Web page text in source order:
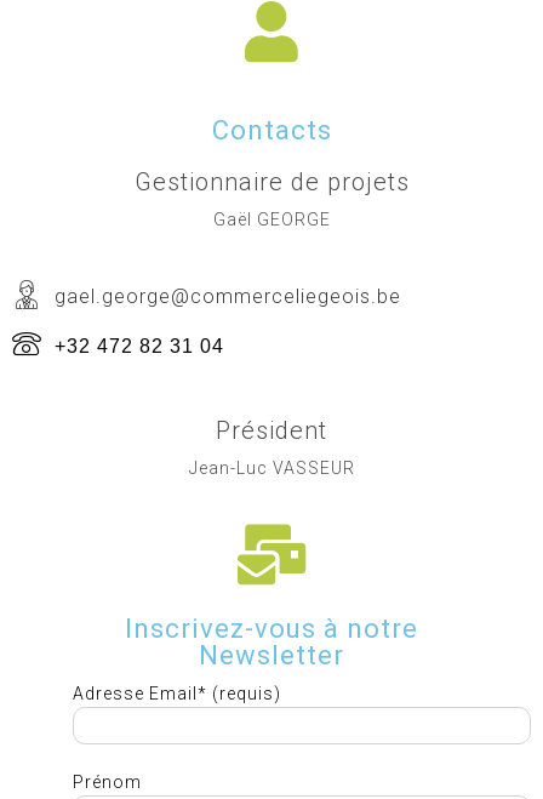
Contacts
Gestionnaire de projets
Gaël GEORGE
gael.george@commerceliegeois.be
+32 472 82 31 04
Président
Jean-Luc VASSEUR
Inscrivez-vous à notre
Newsletter
Adresse Email* (requis)
Prénom